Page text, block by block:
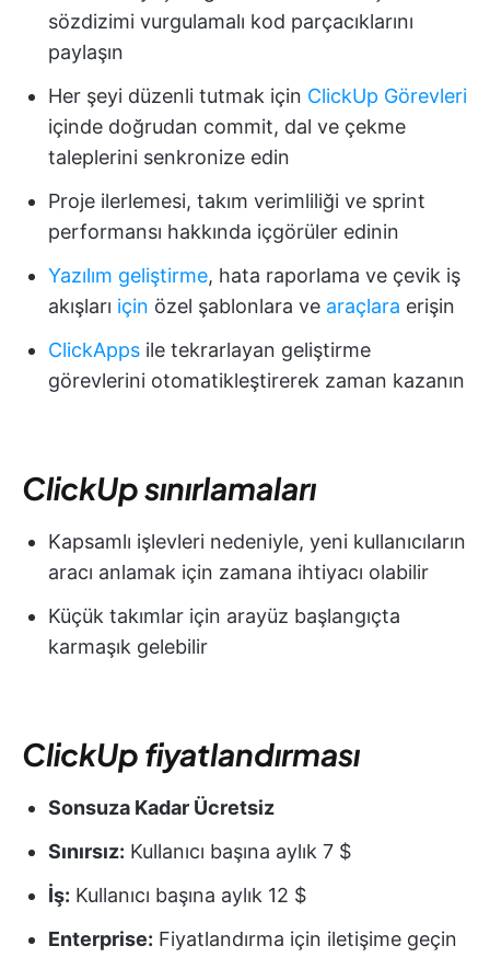
sözdizimi vurgulamalı kod parçacıklarını
paylaşın
Her şeyi düzenli tutmak için ClickUp Görevleri
içinde doğrudan commit, dal ve çekme
taleplerini senkronize edin
Proje ilerlemesi, takım verimliliği ve sprint
performansı hakkında içgörüler edinin
Yazılım geliştirme, hata raporlama ve çevik iş
akışları için özel şablonlara ve araçlara erişin
ClickApps ile tekrarlayan geliştirme
görevlerini otomatikleştirerek zaman kazanın
ClickUp sınırlamaları
Kapsamlı işlevleri nedeniyle, yeni kullanıcıların
aracı anlamak için zamana ihtiyacı olabilir
Küçük takımlar için arayüz başlangıçta
karmaşık gelebilir
ClickUp fiyatlandırması
Sonsuza Kadar Ücretsiz
Sınırsız: Kullanıcı başına aylık 7 $
İş: Kullanıcı başına aylık 12 $
Enterprise: Fiyatlandırma için iletişime geçin